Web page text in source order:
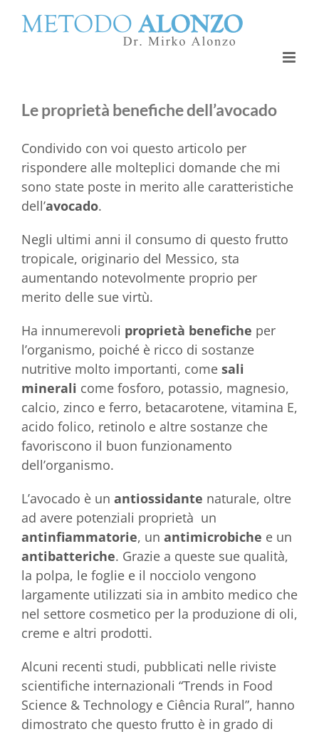
Le proprietà benefiche dell’avocado
Condivido con voi questo articolo per
rispondere alle molteplici domande che mi
sono state poste in merito alle caratteristiche
dell’avocado.
Negli ultimi anni il consumo di questo frutto
tropicale, originario del Messico, sta
aumentando notevolmente proprio per
merito delle sue virtù.
Ha innumerevoli proprietà benefiche per
l’organismo, poiché è ricco di sostanze
nutritive molto importanti, come sali
minerali come fosforo, potassio, magnesio,
calcio, zinco e ferro, betacarotene, vitamina E,
acido folico, retinolo e altre sostanze che
favoriscono il buon funzionamento
dell’organismo.
L’avocado è un antiossidante naturale, oltre
ad avere potenziali proprietà un
antinfiammatorie, un antimicrobiche e un
antibatteriche. Grazie a queste sue qualità,
la polpa, le foglie e il nocciolo vengono
largamente utilizzati sia in ambito medico che
nel settore cosmetico per la produzione di oli,
creme e altri prodotti.
Alcuni recenti studi, pubblicati nelle riviste
scientifiche internazionali “Trends in Food
Science & Technology e Ciência Rural”, hanno
dimostrato che questo frutto è in grado di